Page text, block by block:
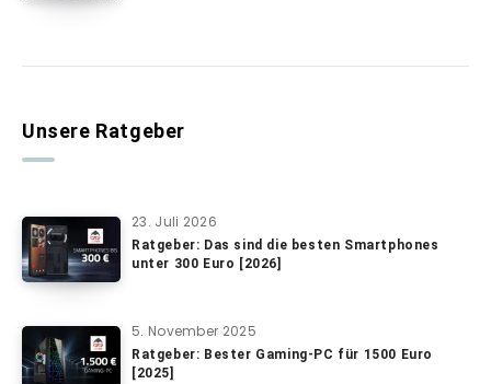
Unsere Ratgeber
23. Juli 2026
Ratgeber: Das sind die besten Smartphones
unter 300 Euro [2026]
5. November 2025
Ratgeber: Bester Gaming-PC für 1500 Euro
[2025]